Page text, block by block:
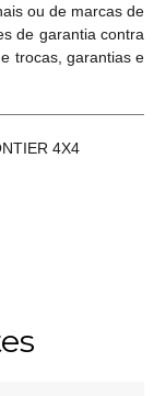
ou de marcas de
de garantia contra
trocas, garantias e
4X4